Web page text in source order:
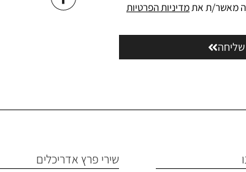
מאשר/ת אתמדיניות הפרטיות
שליחה
שירי פרץ אדריכלים